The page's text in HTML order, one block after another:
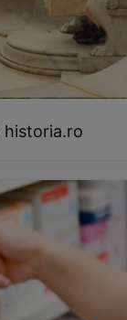
historia.ro